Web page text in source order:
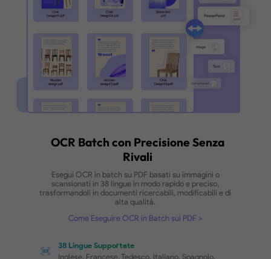
Conversione Batch dei File
da/a Qualsiasi Formato
Converti facilmente file PDF da e verso una vasta
di formati — inclusi Word, Excel, PowerPoint,
altro — tutto in un colpo solo.
Come Eseguire la Conversione Batch dei PDF
Come Creare PDF in Batch
Formati Popolari Supportati
Converti PDF in 13 diversi formati e crea PDF
oltre 10 tipi di file.
Avrai a disposizione varie opzioni di
creazione, come unire più pagine in un'unica